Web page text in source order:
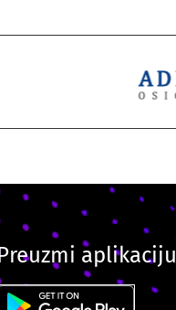
aplikaciju